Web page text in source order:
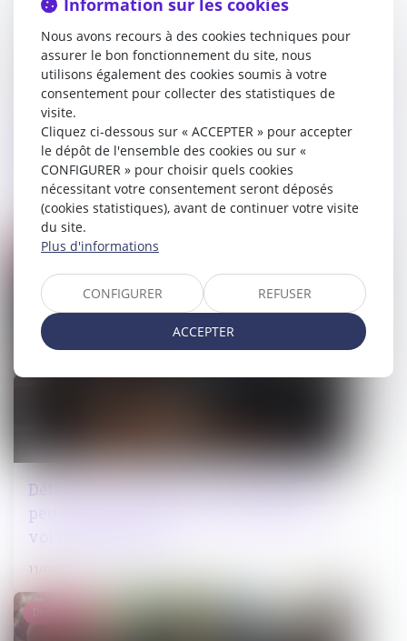
Détermination du prix d’un bien
préempté : la consistance et
uniquement la consistance !
14/04/2025
Détachement judiciaire : les magistrats
peuvent participer aux délibérés sans
voix consultative
11/04/2025
Droit pénal
Droit public
Information sur les cookies
Nous avons recours à des cookies techniques pour
assurer le bon fonctionnement du site, nous
utilisons également des cookies soumis à votre
consentement pour collecter des statistiques de
visite.
Cliquez ci-dessous sur « ACCEPTER » pour accepter
le dépôt de l'ensemble des cookies ou sur «
CONFIGURER » pour choisir quels cookies
nécessitant votre consentement seront déposés
(cookies statistiques), avant de continuer votre visite
du site.
Plus d'informations
CONFIGURER REFUSER
ACCEPTER